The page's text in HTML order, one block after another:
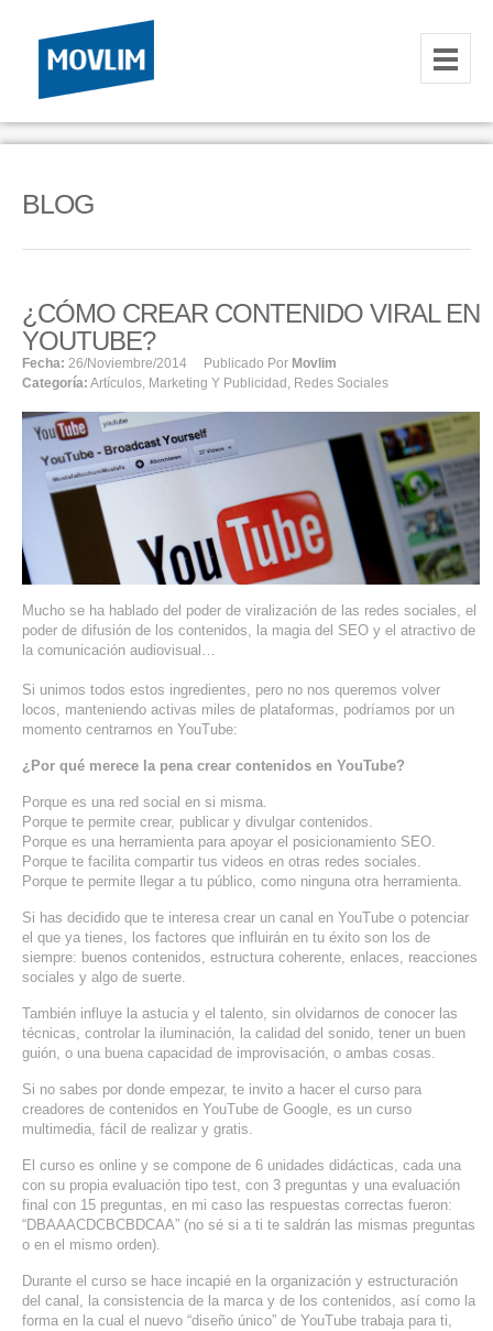
INICIO
HOSTING
HOSTING
RESELLER
SERVIDORES VPS
SERVIDORES VPS WINDOWS
SERVIDORES DEDICADOS
AGENCIA DIGITAL
PAGINAS WEB PARA NEGOCIOS
PAGINA WEB CON MANEJADOR DE CONTENIDOS
PAGINA WEB CON CATÁLOGO DE PRODUCTOS
PAGINAS WEB A MEDIDA
APPS PARA NEGOCIOS
SISTEMAS PARA NEGOCIOS Y EMPRESAS
MARKETING DIGITAL
EMAIL MARKETING
SERVICIOS DE TI
ASESORÍA TECNOLÓGICA
TRANSFORMACIÓN DIGITAL
PORTAFOLIO
BLOG
CONTACTO
BLOG
¿CÓMO CREAR CONTENIDO VIRAL EN
YOUTUBE?
Fecha: 26/noviembre/2014 Publicado Por Movlim
Categoría: Artículos, Marketing Y Publicidad , Redes Sociales
Mucho se ha hablado del poder de viralización de las redes sociales, el
poder de difusión de los contenidos, la magia del SEO y el atractivo de
la comunicación audiovisual…
Si unimos todos estos ingredientes, pero no nos queremos volver
locos, manteniendo activas miles de plataformas, podríamos por un
momento centrarnos en YouTube:
¿Por qué merece la pena crear contenidos en YouTube?
Porque es una red social en si misma.
Porque te permite crear, publicar y divulgar contenidos.
Porque es una herramienta para apoyar el posicionamiento SEO.
Porque te facilita compartir tus videos en otras redes sociales.
Porque te permite llegar a tu público, como ninguna otra herramienta.
Si has decidido que te interesa crear un canal en YouTube o potenciar
el que ya tienes, los factores que influirán en tu éxito son los de
siempre: buenos contenidos, estructura coherente, enlaces, reacciones
sociales y algo de suerte.
También influye la astucia y el talento, sin olvidarnos de conocer las
técnicas, controlar la iluminación, la calidad del sonido, tener un buen
guión, o una buena capacidad de improvisación, o ambas cosas.
Si no sabes por donde empezar, te invito a hacer el curso para
creadores de contenidos en YouTube de Google, es un curso
multimedia, fácil de realizar y gratis.
El curso es online y se compone de 6 unidades didácticas, cada una
con su propia evaluación tipo test, con 3 preguntas y una evaluación
final con 15 preguntas, en mi caso las respuestas correctas fueron:
“DBAAACDCBCBDCAA” (no sé si a ti te saldrán las mismas preguntas
o en el mismo orden).
Durante el curso se hace incapié en la organización y estructuración
del canal, la consistencia de la marca y de los contenidos, así como la
forma en la cual el nuevo “diseño único” de YouTube trabaja para ti,